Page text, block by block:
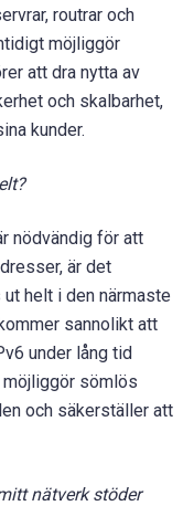
routrar och
möjliggör
att dra nytta av
och skalbarhet,
kunder.
nödvändig för att
är det
helt i den närmaste
sannolikt att
under lång tid
sömlös
och säkerställer att
nätverk stöder